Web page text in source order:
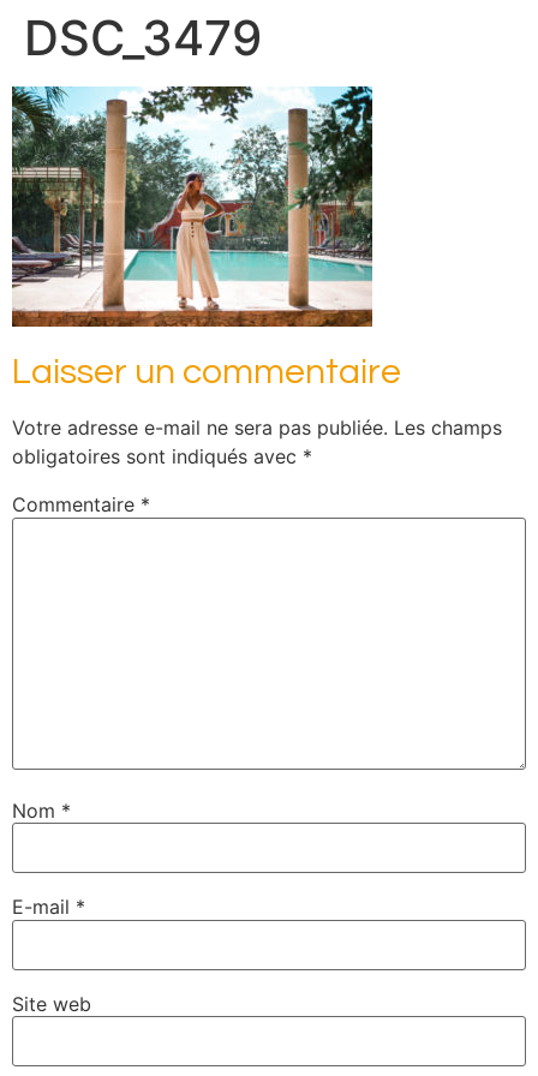
DSC_3479
Laisser un commentaire
Votre adresse e-mail ne sera pas publiée. Les champs
obligatoires sont indiqués avec *
Commentaire *
Nom *
E-mail *
Site web